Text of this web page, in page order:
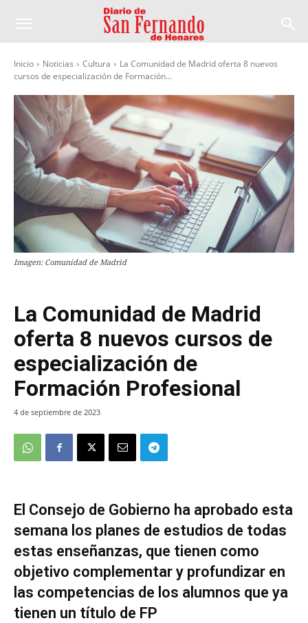
Inicio Noticias Cultura
La Comunidad de Madrid oferta 8 nuevos
cursos de especialización de Formación...
Imagen: Comunidad de Madrid
La Comunidad de Madrid
oferta 8 nuevos cursos de
especialización de
Formación Profesional
4 de septiembre de 2023
El Consejo de Gobierno ha aprobado esta
semana los planes de estudios de todas
estas enseñanzas, que tienen como
objetivo complementar y profundizar en
las competencias de los alumnos que ya
tienen un título de FP